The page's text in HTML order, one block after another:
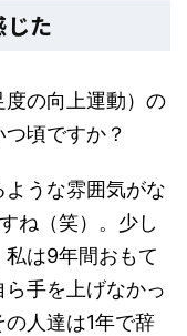
じた
度の向上運動）の
頃ですか？
ような雰囲気がな
ね（笑）。少し
は9年間おもて
手を上げなかっ
人達は1年で辞